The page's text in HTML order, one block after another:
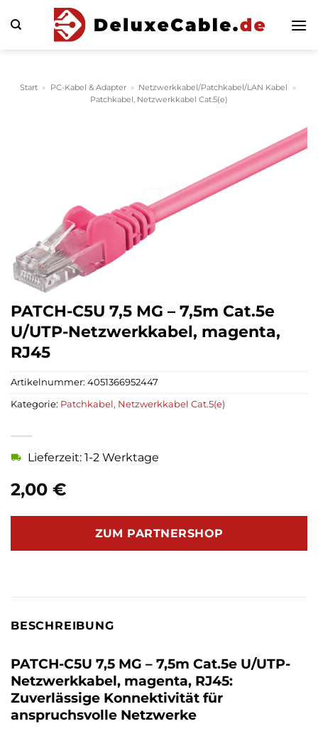
Inhalt
Start » PC-Kabel & Adapter » Netzwerkkabel/Patchkabel/LAN Kabel
»
Patchkabel, Netzwerkkabel Cat.5(e)
PATCH-C5U 7,5 MG – 7,5m Cat.5e
U/UTP-Netzwerkkabel, magenta,
RJ45
2,00 €
Lieferzeit: 1-2 Werktage
ZUM PARTNERSHOP
Artikelnummer: 4051366952447
Kategorie: Patchkabel, Netzwerkkabel Cat.5(e)
BESCHREIBUNG
PATCH-C5U 7,5 MG – 7,5m Cat.5e U/UTP-
Netzwerkkabel, magenta, RJ45:
Zuverlässige Konnektivität für
anspruchsvolle Netzwerke